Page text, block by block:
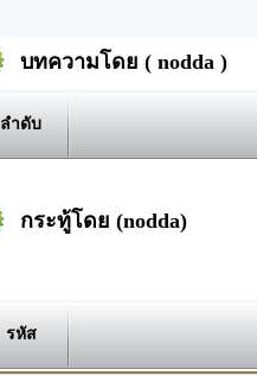
บทความโดย ( nodda )
ลำดับ
กระทู้โดย (nodda)
รหัส